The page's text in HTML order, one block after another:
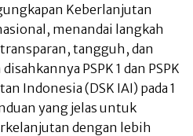
Keberlanjutan
menandai langkah
tangguh, dan
PSPK 1 dan PSPK
Indonesia (DSK IAI) pada 1
yang jelas untuk
dengan lebih